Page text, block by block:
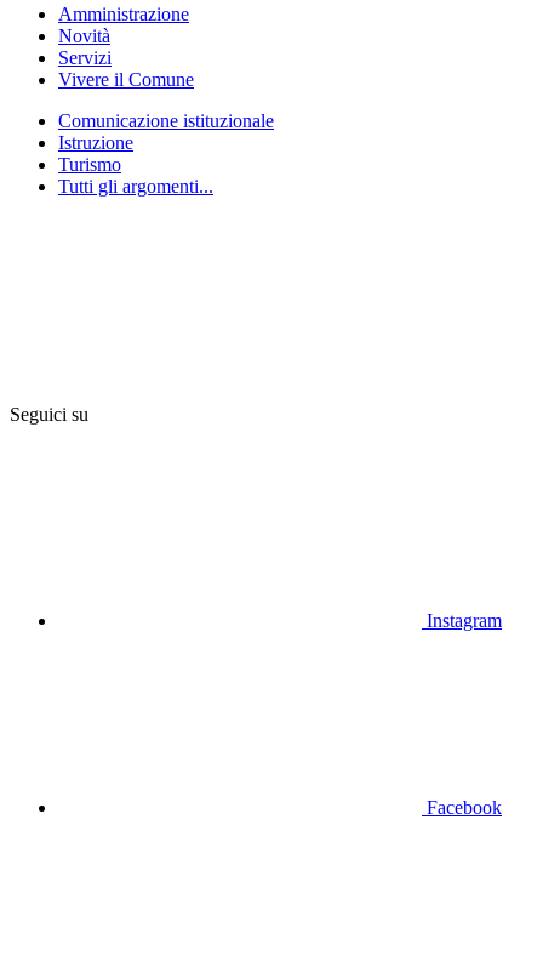
Amministrazione
Novità
Servizi
Vivere il Comune
Comunicazione istituzionale
Istruzione
Turismo
Tutti gli argomenti...
Seguici su
Instagram
Facebook